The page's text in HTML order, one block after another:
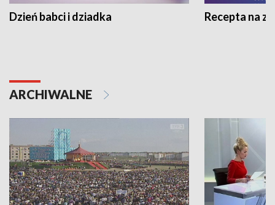
Dzień babci i dziadka Recepta na
ARCHIWALNE